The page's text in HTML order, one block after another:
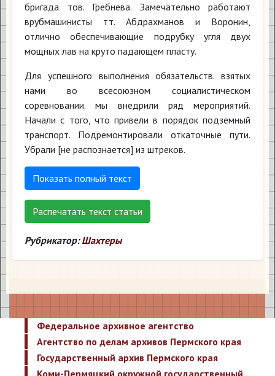
бригада тов. Гребнева. Замечательно работают
врубмашинисты тт. Абдрахманов и Воронин,
отлично обеспечивающие подрубку угля двух
мощных лав на круто падающем пласту.
Для успешного выполнения обязательств. взятых
нами во всесоюзном социалистическом
соревновании. мы внедрили ряд мероприятий.
Начали с того, что привели в порядок подземный
транспорт. Подремонтировали откаточные пути.
Убрали [не распознается] из штреков.
Показать полный текст
Распечатать текст статьи
Рубрикатор: Шахтеры
Федеральное архивное агентство
Агентство по делам архивов Пермского края
Государственный архив Пермского края
Коми-Пермяцкий окружной государственный